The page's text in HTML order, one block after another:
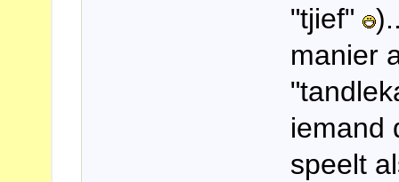
"tjief"
manier
iemand
speelt